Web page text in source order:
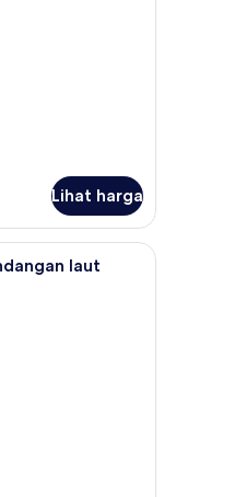
Lihat harga
minibar, brankas, dan meja
laut